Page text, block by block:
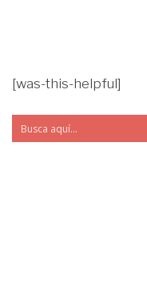
[was-this-helpful]